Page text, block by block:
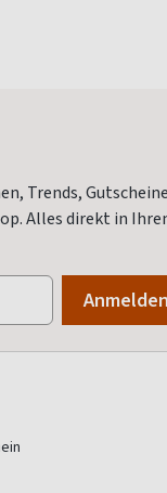
Trends,
Alles direkt in